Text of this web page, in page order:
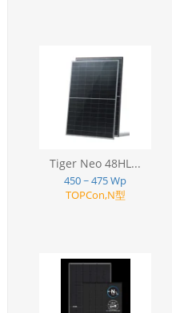
Tiger Neo 48HL...
450 ~ 475 Wp
TOPCon,N型